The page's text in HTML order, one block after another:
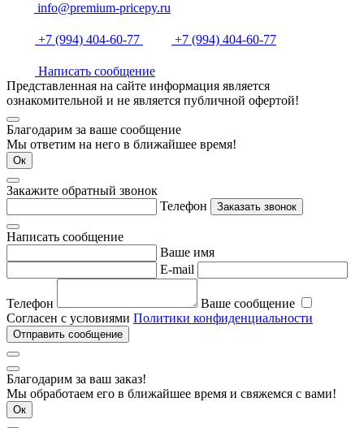
info@premium-pricepy.ru
+7 (994) 404-60-77 +7 (994) 404-60-77
Написать сообщение
Представленная на сайте информация является
ознакомительной и не является публичной офертой!
Благодарим за ваше сообщение
Мы ответим на него в ближайшее время!
Ок
Закажите обратный звонок
Телефон
Заказать звонок
Написать сообщение
Ваше имя
E-mail
Телефон
Ваше сообщение
Согласен с условиями Политики конфиденциальности
Отправить сообщение
Благодарим за ваш заказ!
Мы обработаем его в ближайшее время и свяжемся с вами!
Ок